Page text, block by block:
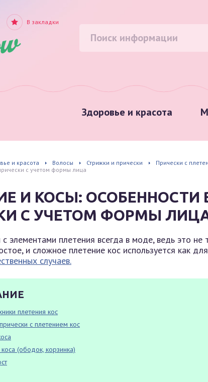
Здоровье и красота
В закладки
и красота Волосы Стрижки и прически Прически с
с учетом формы лица
И КОСЫ: ОСОБЕННОСТИ
С УЧЕТОМ ФОРМЫ
элементами плетения всегда в моде, ведь это не
и сложное плетение кос используется как
случаев.
плетения коc
с плетением кос
коса (ободок, корзинка)